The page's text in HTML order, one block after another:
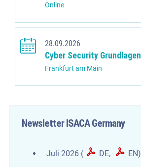
Online
28.09.2026
Cyber Security Grundlagen
Frankfurt am Main
Newsletter ISACA Germany
Juli 2026 ( DE, EN)